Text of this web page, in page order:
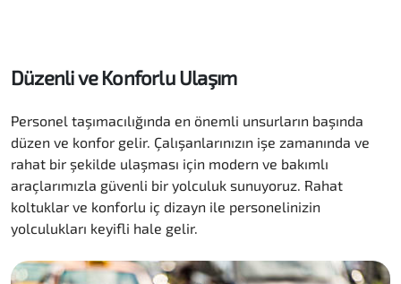
Düzenli ve Konforlu Ulaşım
Personel taşımacılığında en önemli unsurların başında
düzen ve konfor gelir. Çalışanlarınızın işe zamanında ve
rahat bir şekilde ulaşması için modern ve bakımlı
araçlarımızla güvenli bir yolculuk sunuyoruz. Rahat
koltuklar ve konforlu iç dizayn ile personelinizin
yolculukları keyifli hale gelir.